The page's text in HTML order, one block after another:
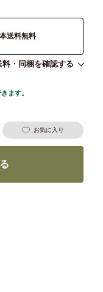
送料無料
料・同梱を確認する
ます。
お気に入り